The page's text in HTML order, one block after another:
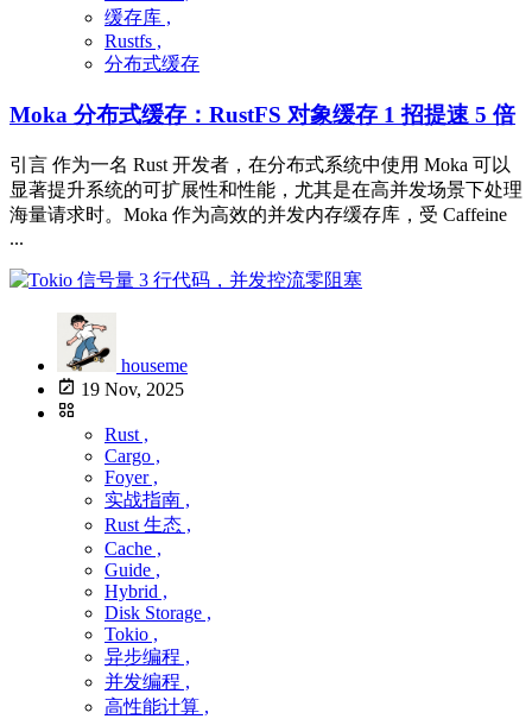
缓存库 ,
Rustfs ,
分布式缓存
Moka 分布式缓存：RustFS 对象缓存 1 招提速 5 倍
引言 作为一名 Rust 开发者，在分布式系统中使用 Moka 可以
显著提升系统的可扩展性和性能，尤其是在高并发场景下处理
海量请求时。Moka 作为高效的并发内存缓存库，受 Caffeine
...
houseme
19 Nov, 2025
Rust ,
Cargo ,
Foyer ,
实战指南 ,
Rust 生态 ,
Cache ,
Guide ,
Hybrid ,
Disk Storage ,
Tokio ,
异步编程 ,
并发编程 ,
高性能计算 ,